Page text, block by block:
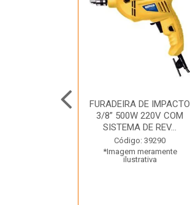
FURADEIRA DE IMPACTO
3/8” 500W 220V COM
SISTEMA DE REV...
Código: 39290
*Imagem meramente
ilustrativa